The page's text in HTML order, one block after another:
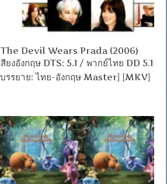
Devil Wears Prada (2006)
ยงอังกฤษ DTS: 5.1 / พากย์ไทย DD 5.1
รยาย: ไทย-อังกฤษ Master] [MKV]